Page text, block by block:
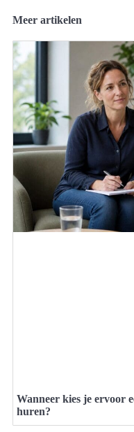
Meer artikelen
Wanneer kies je ervoor
huren?